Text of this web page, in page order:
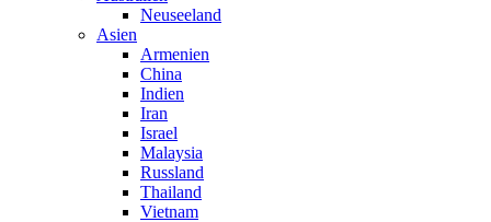
Neuseeland
Asien
Armenien
China
Indien
Iran
Israel
Malaysia
Russland
Thailand
Vietnam